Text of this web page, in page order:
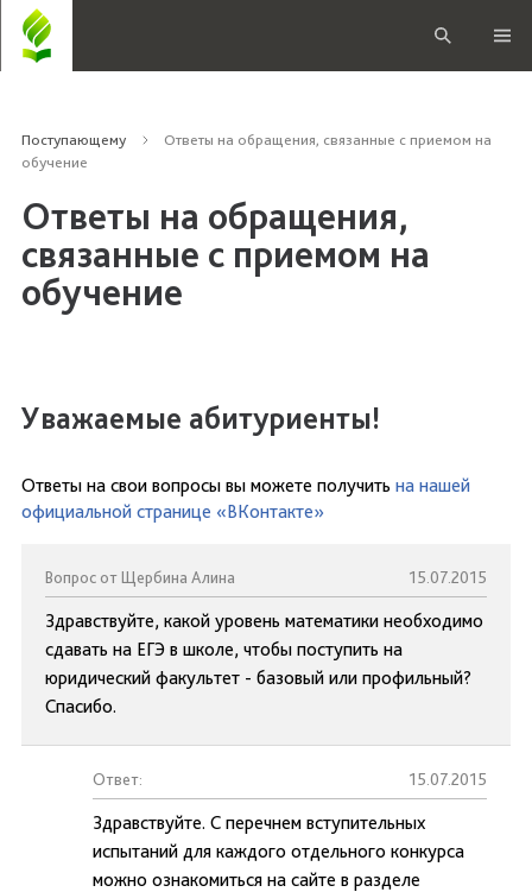
Поступающему
Ответы на обращения, связанные с приемом на
обучение
Ответы на обращения,
связанные с приемом на
обучение
Уважаемые абитуриенты!
Ответы на свои вопросы вы можете получить на нашей
официальной странице «ВКонтакте»
Вопрос от Щербина Алина 15.07.2015
Здравствуйте, какой уровень математики необходимо
сдавать на ЕГЭ в школе, чтобы поступить на
юридический факультет - базовый или профильный?
Спасибо.
Ответ: 15.07.2015
Здравствуйте. С перечнем вступительных
испытаний для каждого отдельного конкурса
можно ознакомиться на сайте в разделе